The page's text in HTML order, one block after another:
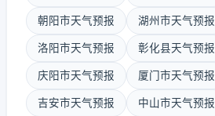
朝阳市天气预报 湖州市天气预报
洛阳市天气预报 彰化县天气预报
庆阳市天气预报 厦门市天气预报
吉安市天气预报 中山市天气预报